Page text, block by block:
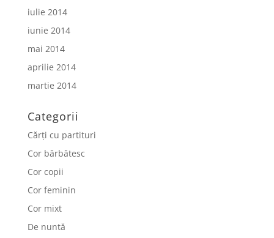
iulie 2014
iunie 2014
mai 2014
aprilie 2014
martie 2014
Categorii
Cărți cu partituri
Cor bărbătesc
Cor copii
Cor feminin
Cor mixt
De nuntă